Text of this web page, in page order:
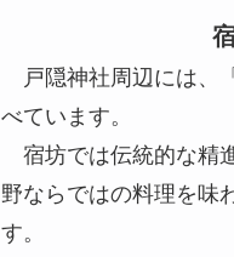
戸隠神社周辺には、
べています。
宿坊では伝統的な精
野ならではの料理を味
す。